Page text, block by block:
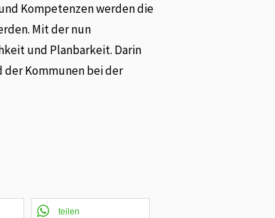
Kompetenzen werden die
Mit der nun
und Planbarkeit. Darin
der Kommunen bei der
teilen